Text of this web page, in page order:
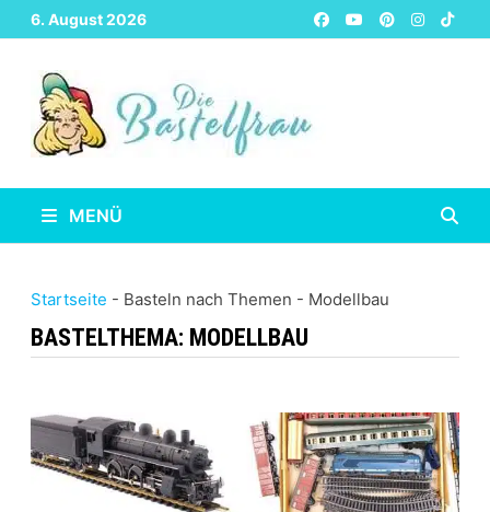
Zurück
zum
Inhalt
6. August 2026
MENÜ
Startseite - Basteln nach Themen - Modellbau
BASTELTHEMA: MODELLBAU